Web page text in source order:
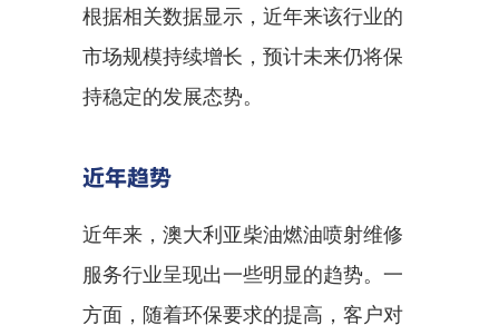
根据相关数据显示，近年来该行业的
市场规模持续增长，预计未来仍将保
持稳定的发展态势。
近年趋势
近年来，澳大利亚柴油燃油喷射维修
服务行业呈现出一些明显的趋势。一
方面，随着环保要求的提高，客户对